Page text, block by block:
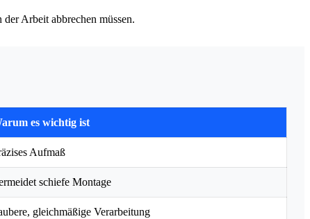
Arbeit abbrechen müssen.
es wichtig ist
Aufmaß
schiefe Montage
gleichmäßige Verarbeitung